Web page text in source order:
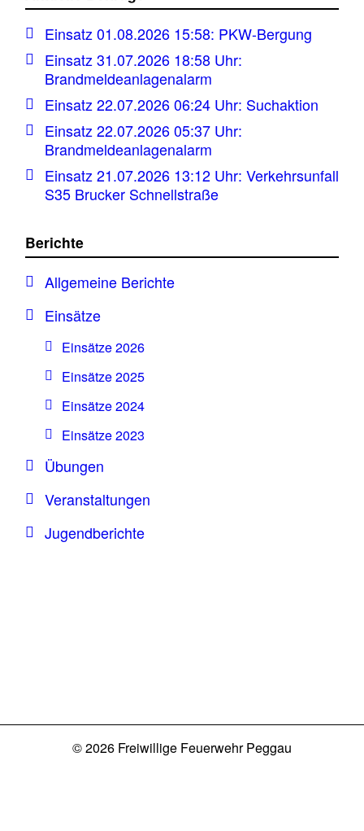
Einsatz 01.08.2026 15:58: PKW-Bergung
Einsatz 31.07.2026 18:58 Uhr:
Brandmeldeanlagenalarm
Einsatz 22.07.2026 06:24 Uhr: Suchaktion
Einsatz 22.07.2026 05:37 Uhr:
Brandmeldeanlagenalarm
Einsatz 21.07.2026 13:12 Uhr: Verkehrsunfall
S35 Brucker Schnellstraße
Berichte
Allgemeine Berichte
Einsätze
Einsätze 2026
Einsätze 2025
Einsätze 2024
Einsätze 2023
Übungen
Veranstaltungen
Jugendberichte
© 2026 Freiwillige Feuerwehr Peggau